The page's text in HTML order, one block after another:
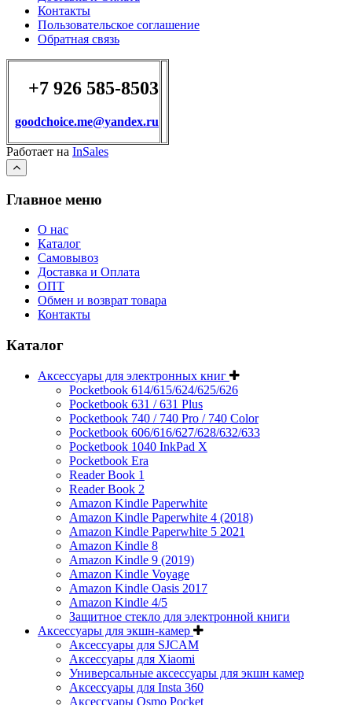
Контакты
Пользовательское соглашение
Обратная связь
+7 926 585-8503
goodchoice.me@yandex.ru
Работает на InSales
Главное меню
О нас
Каталог
Самовывоз
Доставка и Оплата
ОПТ
Обмен и возврат товара
Контакты
Каталог
Аксессуары для электронных книг
Pocketbook 614/615/624/625/626
Pocketbook 631 / 631 Plus
Pocketbook 740 / 740 Pro / 740 Color
Pocketbook 606/616/627/628/632/633
Pocketbook 1040 InkPad X
Pocketbook Era
Reader Book 1
Reader Book 2
Amazon Kindle Paperwhite
Amazon Kindle Paperwhite 4 (2018)
Amazon Kindle Paperwhite 5 2021
Amazon Kindle 8
Amazon Kindle 9 (2019)
Amazon Kindle Voyage
Amazon Kindle Oasis 2017
Amazon Kindle 4/5
Защитное стекло для электронной книги
Аксессуары для экшн-камер
Аксессуары для SJCAM
Аксессуары для Xiaomi
Универсальные аксессуары для экшн камер
Аксессуары для Insta 360
Аксессуары Osmo Pocket